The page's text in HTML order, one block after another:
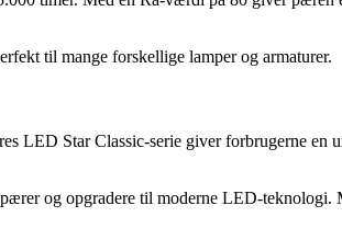
til mange forskellige lamper og armaturer.
LED Star Classic-serie giver forbrugerne en
og opgradere til moderne LED-teknologi.